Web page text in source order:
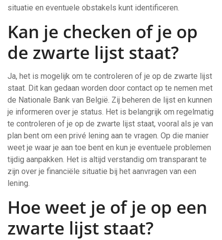
situatie en eventuele obstakels kunt identificeren.
Kan je checken of je op
de zwarte lijst staat?
Ja, het is mogelijk om te controleren of je op de zwarte lijst
staat. Dit kan gedaan worden door contact op te nemen met
de Nationale Bank van België. Zij beheren de lijst en kunnen
je informeren over je status. Het is belangrijk om regelmatig
te controleren of je op de zwarte lijst staat, vooral als je van
plan bent om een privé lening aan te vragen. Op die manier
weet je waar je aan toe bent en kun je eventuele problemen
tijdig aanpakken. Het is altijd verstandig om transparant te
zijn over je financiële situatie bij het aanvragen van een
lening.
Hoe weet je of je op een
zwarte lijst staat?